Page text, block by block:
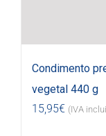
Condimento
vegetal 440 g
15,95€ (IVA